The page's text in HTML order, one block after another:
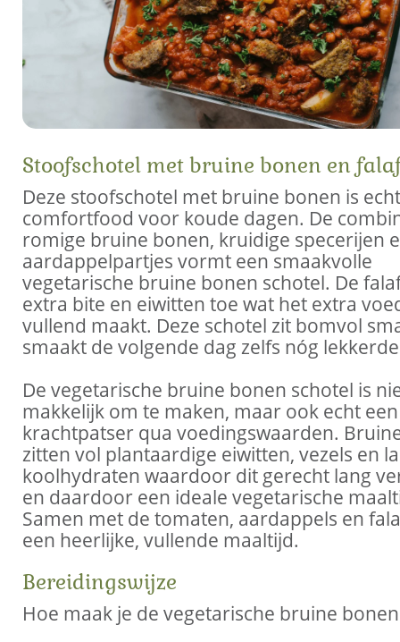
Stoofschotel met bruine bonen en
Deze stoofschotel met bruine bonen is echt
comfortfood voor koude dagen. De
romige bruine bonen, kruidige specerijen
aardappelpartjes vormt een smaakvolle
vegetarische bruine bonen schotel. De
extra bite en eiwitten toe wat het extra
vullend maakt. Deze schotel zit bomvol
smaakt de volgende dag zelfs nóg
De vegetarische bruine bonen schotel is
makkelijk om te maken, maar ook echt een
krachtpatser qua voedingswaarden.
zitten vol plantaardige eiwitten, vezels en
koolhydraten waardoor dit gerecht lang
en daardoor een ideale vegetarische
Samen met de tomaten, aardappels en
een heerlijke, vullende maaltijd.
Bereidingswijze
Hoe maak je de vegetarische bruine